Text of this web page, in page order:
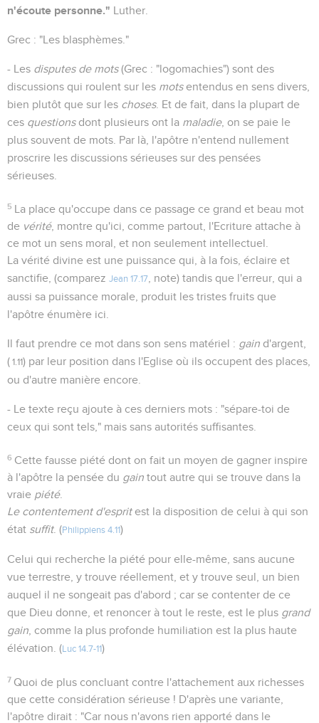
n'écoute personne." Luther.
Grec : "Les blasphèmes."
- Les disputes de mots(Grec : "logomachies") sont des
discussions qui roulent sur les motsentendus en sens divers,
bien plutôt que sur les choses. Et de fait, dans la plupart de
ces questionsdont plusieurs ont la maladie, on se paie le
plus souvent de mots. Par là, l'apôtre n'entend nullement
proscrire les discussions sérieuses sur des pensées
sérieuses.
5 La place qu'occupe dans ce passage ce grand et beau mot
de vérité, montre qu'ici, comme partout, l'Ecriture attache à
ce mot un sens moral, et non seulement intellectuel.
La vérité divine est une puissance qui, à la fois, éclaire et
sanctifie, (comparez Jean 17.17
, note) tandis que l'erreur, qui a
aussi sa puissance morale, produit les tristes fruits que
l'apôtre énumère ici.
Il faut prendre ce mot dans son sens matériel : gain d'argent,
( 1.11) par leur position dans l'Eglise où ils occupent des places,
ou d'autre manière encore.
- Le texte reçu ajoute à ces derniers mots : "sépare-toi de
ceux qui sont tels," mais sans autorités suffisantes.
6 Cette fausse piété dont on fait un moyen de gagner inspire
à l'apôtre la pensée du gain tout autre qui se trouve dans la
vraie piété.
Le contentement d'espritest la disposition de celui à qui son
état suffit. (Philippiens 4.11)
Celui qui recherche la piété pour elle-même, sans aucune
vue terrestre, y trouve réellement, et y trouve seul, un bien
auquel il ne songeait pas d'abord ; car se contenter de ce
que Dieu donne, et renoncer à tout le reste, est le plus grand
gain , comme la plus profonde humiliation est la plus haute
élévation. ( Luc 14.7-11)
7 Quoi de plus concluant contre l'attachement aux richesses
que cette considération sérieuse ! D'après une variante,
l'apôtre dirait : "Car nous n'avons rien apporté dans le